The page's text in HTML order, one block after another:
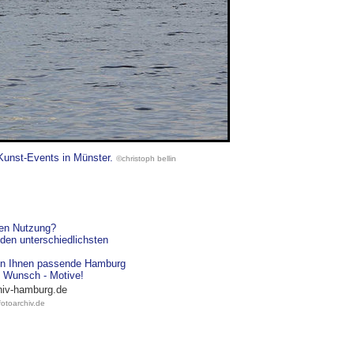
Events in Münster. ©christoph bellin
Nutzung?
unterschiedlichsten
Ihnen passende Hamburg
- Motive!
hamburg.de